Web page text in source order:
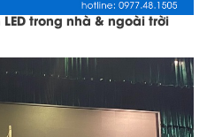
trong nhà & ngoài trời